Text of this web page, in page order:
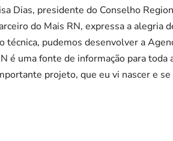
Dias, presidente do Conselho
do Mais RN, expressa a alegria
técnica, pudemos desenvolver a
é uma fonte de informação para
projeto, que eu vi nascer e